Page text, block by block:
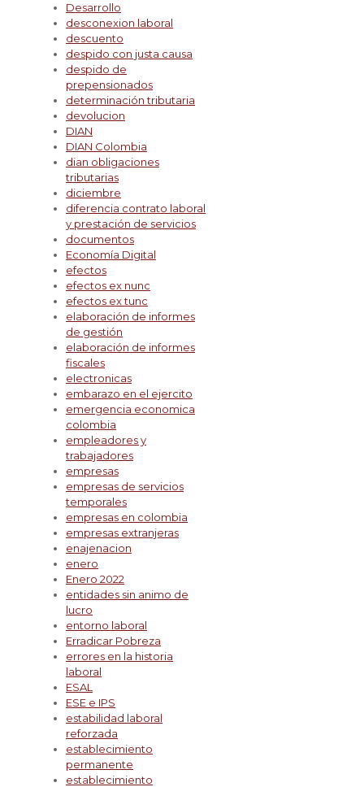
Desarrollo
desconexion laboral
descuento
despido con justa causa
despido de
prepensionados
determinación tributaria
devolucion
DIAN
DIAN Colombia
dian obligaciones
tributarias
diciembre
diferencia contrato laboral
y prestación de servicios
documentos
Economía Digital
efectos
efectos ex nunc
efectos ex tunc
elaboración de informes
de gestión
elaboración de informes
fiscales
electronicas
embarazo en el ejercito
emergencia economica
colombia
empleadores y
trabajadores
empresas
empresas de servicios
temporales
empresas en colombia
empresas extranjeras
enajenacion
enero
Enero 2022
entidades sin animo de
lucro
entorno laboral
Erradicar Pobreza
errores en la historia
laboral
ESAL
ESE e IPS
estabilidad laboral
reforzada
establecimiento
permanente
establecimiento